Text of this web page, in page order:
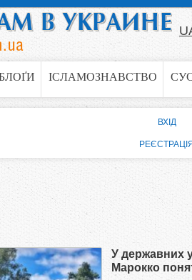
to navigation
ІСЛАМОЗНАВСТВО
У державних
Марокко
ВХІД